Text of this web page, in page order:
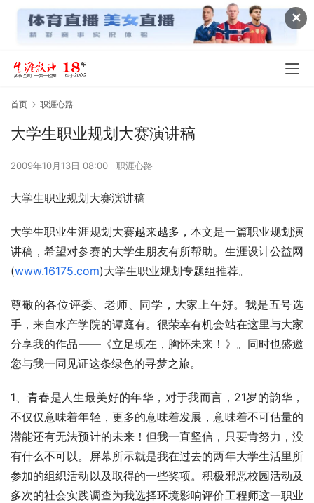
✕
首页 职涯心路
大学生职业规划大赛演讲稿
2009年10月13日 08:00 职涯心路
大学生职业规划大赛演讲稿
大学生职业生涯规划大赛越来越多，本文是一篇职业规划演
讲稿，希望对参赛的大学生朋友有所帮助。生涯设计公益网
(www.16175.com)大学生职业规划专题组推荐。
尊敬的各位评委、老师、同学，大家上午好。我是五号选
手，来自水产学院的谭庭有。很荣幸有机会站在这里与大家
分享我的作品——《立足现在，胸怀未来！》。同时也盛邀
您与我一同见证这条绿色的寻梦之旅。
1、青春是人生最美好的年华，对于我而言，21岁的韵华，
不仅仅意味着年轻，更多的意味着发展，意味着不可估量的
潜能还有无法预计的未来！但我一直坚信，只要肯努力，没
有什么不可以。屏幕所示就是我在过去的两年大学生活里所
参加的组织活动以及取得的一些奖项。积极邪恶校园活动及
多次的社会实践调查为我选择环境影响评价工程师这一职业